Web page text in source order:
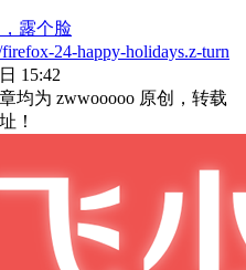
露个脸
24-happy-holidays.z-turn
15:42
均为 zwwooooo 原创，转载
！